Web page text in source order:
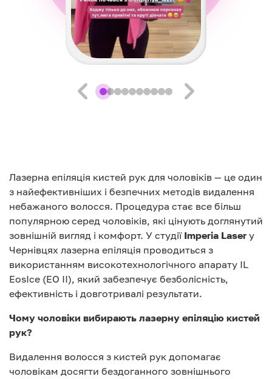
Лазерна епіляція кистей рук для чоловіків — це один
з найефективніших і безпечних методів видалення
небажаного волосся. Процедура стає все більш
популярною серед чоловіків, які цінують доглянутий
зовнішній вигляд і комфорт. У студії Imperia Laser у
Чернівцях лазерна епіляція проводиться з
використанням високотехнологічного апарату IL
EosIce (EO II), який забезпечує безболісність,
ефективність і довготривалі результати.
Чому чоловіки вибирають лазерну епіляцію кистей
рук?
Видалення волосся з кистей рук допомагає
чоловікам досягти бездоганного зовнішнього